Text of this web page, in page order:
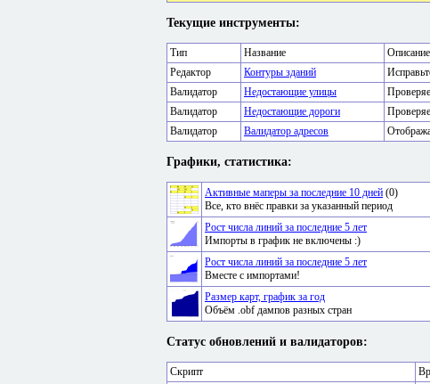
Текущие инструменты:
Тип Название Описание
Редактор
Контуры зданий
Валидатор
Недостающие улицы
Валидатор
Недостающие дороги
Валидатор
Валидатор адресов
Графики, статистика:
Активные маперы за последние 10 дней (0)
Все, кто внёс правки за указанный период
Рост числа линий за последние 5 лет
Импорты в график не включены :)
Рост числа линий за последние 5 лет
Вместе с импортами!
Размер карт, график за год
Объём .obf дампов разных стран
Статус обновлений и валидаторов:
Скрипт